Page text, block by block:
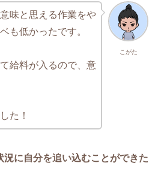
こがた
味と思える作業をや
も低かったです。
給料が入るので、意
た！
に自分を追い込むことができた